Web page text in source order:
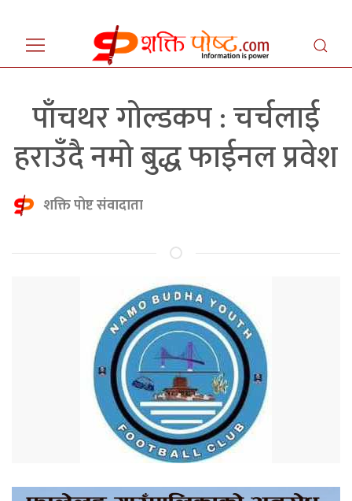
पाँचथर गोल्डकप : चर्चलाई
हराउँदै नमो बुद्ध फाईनल प्रवेश
शक्ति पोष्ट संवादाता